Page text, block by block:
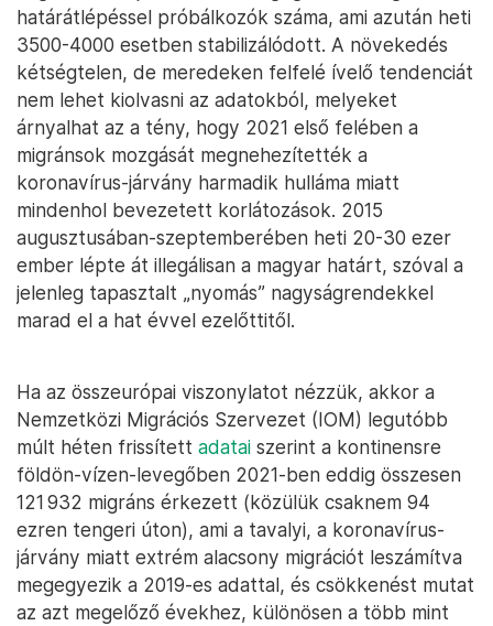
határátlépéssel próbálkozók száma, ami azután heti
3500-4000 esetben stabilizálódott. A növekedés
kétségtelen, de meredeken felfelé ívelő tendenciát
nem lehet kiolvasni az adatokból, melyeket
árnyalhat az a tény, hogy 2021 első felében a
migránsok mozgását megnehezítették a
koronavírus-járvány harmadik hulláma miatt
mindenhol bevezetett korlátozások. 2015
augusztusában-szeptemberében heti 20-30 ezer
ember lépte át illegálisan a magyar határt, szóval a
jelenleg tapasztalt „nyomás” nagyságrendekkel
marad el a hat évvel ezelőttitől.
Ha az összeurópai viszonylatot nézzük, akkor a
Nemzetközi Migrációs Szervezet (IOM) legutóbb
múlt héten frissített adatai szerint a kontinensre
földön-vízen-levegőben 2021-ben eddig összesen
121 932 migráns érkezett (közülük csaknem 94
ezren tengeri úton), ami a tavalyi, a koronavírus-
járvány miatt extrém alacsony migrációt leszámítva
megegyezik a 2019-es adattal, és csökkenést mutat
az azt megelőző évekhez, különösen a több mint